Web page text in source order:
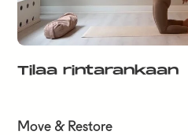
Tilaa rintarankaan
Move & Restore